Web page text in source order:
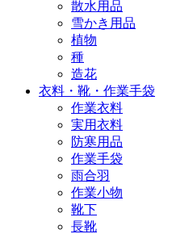
散水用品
雪かき用品
植物
種
造花
衣料・靴・作業手袋
作業衣料
実用衣料
防寒用品
作業手袋
雨合羽
作業小物
靴下
長靴